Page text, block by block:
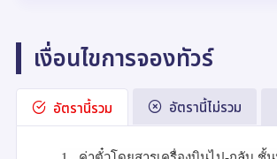
เงื่อนไขการจองทัวร์
อัตรานี้รวม อัตรานี้ไม่รวม